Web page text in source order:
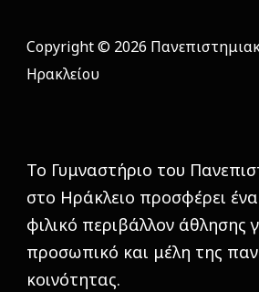
Copyright © 2026
Ηρακλείου
Το Γυμναστήριο του
στο Ηράκλειο προσφέρει
φιλικό περιβάλλον άθλησης
προσωπικό και μέλη της
κοινότητας.